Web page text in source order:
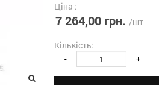
Ціна :
7 264,00 грн. /шт
Кількість:
- +